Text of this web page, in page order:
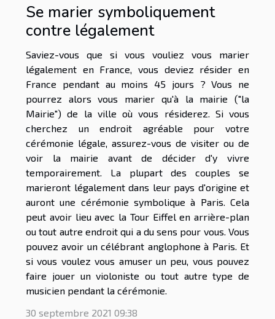
Se marier symboliquement
contre légalement
Saviez-vous que si vous vouliez vous marier
légalement en France, vous deviez résider en
France pendant au moins 45 jours ? Vous ne
pourrez alors vous marier qu'à la mairie ("la
Mairie") de la ville où vous résiderez. Si vous
cherchez un endroit agréable pour votre
cérémonie légale, assurez-vous de visiter ou de
voir la mairie avant de décider d'y vivre
temporairement. La plupart des couples se
marieront légalement dans leur pays d'origine et
auront une cérémonie symbolique à Paris. Cela
peut avoir lieu avec la Tour Eiffel en arrière-plan
ou tout autre endroit qui a du sens pour vous. Vous
pouvez avoir un célébrant anglophone à Paris. Et
si vous voulez vous amuser un peu, vous pouvez
faire jouer un violoniste ou tout autre type de
musicien pendant la cérémonie.
30 septembre 2021 09:38